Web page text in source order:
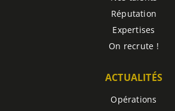
Réputation
Expertises
On recrute !
ACTUALITÉS
Opérations